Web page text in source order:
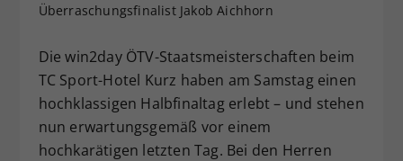
Überraschungsfinalist Jakob Aichhorn
Die win2day ÖTV-Staatsmeisterschaften beim
TC Sport-Hotel Kurz haben am Samstag einen
hochklassigen Halbfinaltag erlebt – und stehen
nun erwartungsgemäß vor einem
hochkarätigen letzten Tag. Bei den Herren
Zweck
Dieser Wert speichert Ihre Consent-
zufällig generierte ID, für die
historische Speicherung Ihrer
vorgenommen Einstellungen, falls der
Webseiten-Betreiber dies eingestellt
hat.